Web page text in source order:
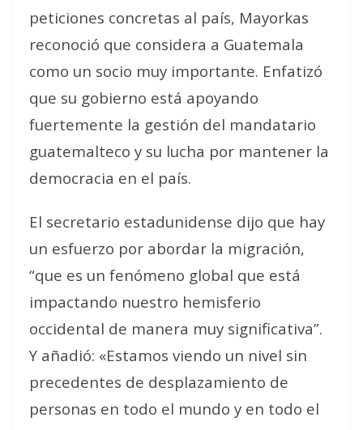
peticiones concretas al país, Mayorkas
reconoció que considera a Guatemala
como un socio muy importante. Enfatizó
que su gobierno está apoyando
fuertemente la gestión del mandatario
guatemalteco y su lucha por mantener la
democracia en el país.
El secretario estadunidense dijo que hay
un esfuerzo por abordar la migración,
“que es un fenómeno global que está
impactando nuestro hemisferio
occidental de manera muy significativa”.
Y añadió: «Estamos viendo un nivel sin
precedentes de desplazamiento de
personas en todo el mundo y en todo el